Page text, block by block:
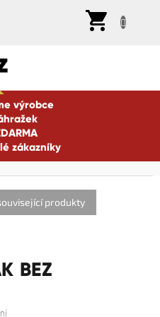
výrobce
zákazníky
BEZ
produkty